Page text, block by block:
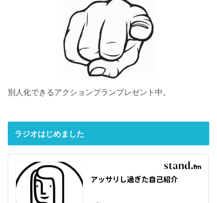
別人化できるアクションプランプレゼント中。
ラジオはじめました